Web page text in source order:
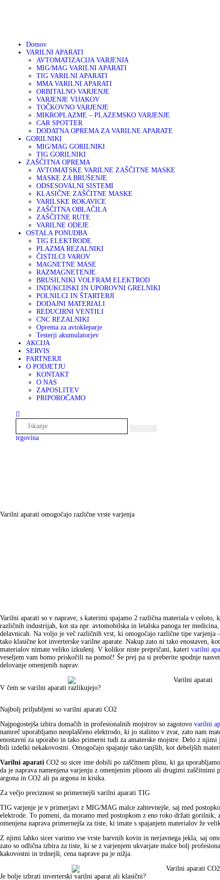
Domov
VARILNI APARATI
AVTOMATIZACIJA VARJENJA
MIG/MAG VARILNI APARATI
TIG VARILNI APARATI
MMA VARILNI APARATI
ORBITALNO VARJENJE
VARJENJE VIJAKOV
TOČKOVNO VARJENJE
MIKROPLAZME – PLAZEMSKO VARJENJE
CAR SPOTTER
DODATNA OPREMA ZA VARILNE APARATE
GORILNIKI
MIG/MAG GORILNIKI
TIG GORILNIKI
ZAŠČITNA OPREMA
AVTOMATSKE VARILNE ZAŠČITNE MASKE
MASKE ZA BRUŠENJE
ODSESOVALNI SISTEMI
KLASIČNE ZAŠČITNE MASKE
VARILSKE ROKAVICE
ZAŠČITNA OBLAČILA
ZAŠČITNE RUTE
VARILNE ODEJE
OSTALA PONUDBA
TIG ELEKTRODE
PLAZMA REZALNIKI
ČISTILCI VAROV
MAGNETNE MASE
RAZMAGNETENJE
BRUSILNIKI VOLFRAM ELEKTROD
INDUKCIJSKI IN UPOROVNI GRELNIKI
POLNILCI IN ŠTARTERJI
DODAJNI MATERIALI
REDUCIRNI VENTILI
CNC REZALNIKI
Oprema za avtokleparje
Testerji akumulatorjev
AKCIJA
SERVIS
PARTNERJI
O PODJETJU
KONTAKT
O NAS
ZAPOSLITEV
PRIPOROČAMO
trgovina
Varilni aparati omogočajo različne vrste varjenja
GORILNIKI
ZAŠČITNA OPREMA
OSTALA PONUDBA
AKCIJA
SERVIS
PARTNERJI
O PODJETJU
Varilni aparati so v naprave, s katerimi spajamo 2 različna materiala v
različnih industrijah, kot sta npr. avtomobilska in letalska panoga ter
delavnicah. Na voljo je več različnih vrst, ki omogočajo različne tipe
tako klasične kot inverterske varilne aparate. Nakup zato ni tako enostaven,
materialov nimate veliko izkušenj. V kolikor niste prepričani, kateri varilni
veseljem vam bomo priskočili na pomoč! Še prej pa si preberite spodnje
delovanje omenjenih naprav.
V čem se varilni aparati razlikujejo?
Najbolj priljubljeni so varilni aparati CO2
Najpogostejša izbira domačih in profesionalnih mojstrov so zagotovo varilni
namreč uporabljamo neoplaščeno elektrodo, ki jo stalimo v zvar, zato nam
enostavni za uporabo in tako primerni tudi za amaterske mojstre. Delo z
bili izdelki nekakovostni. Omogočajo spajanje tako tanjših, kot debeljših
Varilni aparati CO2 so sicer ime dobili po zaščitnem plinu, ki ga
da je naprava namenjena varjenju z omenjenim plinom ali drugimi zaščitnimi
argona in CO2 ali pa argona in kisika.
Za večjo preciznost so primernejši varilni aparati TIG
TIG varjenje je v primerjavi z MIG/MAG malce zahtevnejše, saj med
elektrode. To pomeni, da moramo med postopkom z eno roko držati gorilnik,
omenjena naprava primernejša za tiste, ki imate s spajanjem materialov že
Z njimi lahko sicer varimo vse vrste barvnih kovin in nerjavnega jekla, saj
zato so odlična izbira za tiste, ki se z varjenjem ukvarjate malce bolj
kakovostni in trdnejši, cena naprave pa je nižja.
Je bolje izbrati inverterski varilni aparat ali klasični?